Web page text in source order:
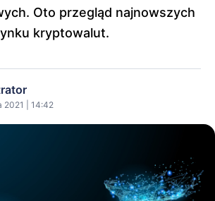
Oto przegląd najnowszych
kryptowalut.
2021 | 14:42